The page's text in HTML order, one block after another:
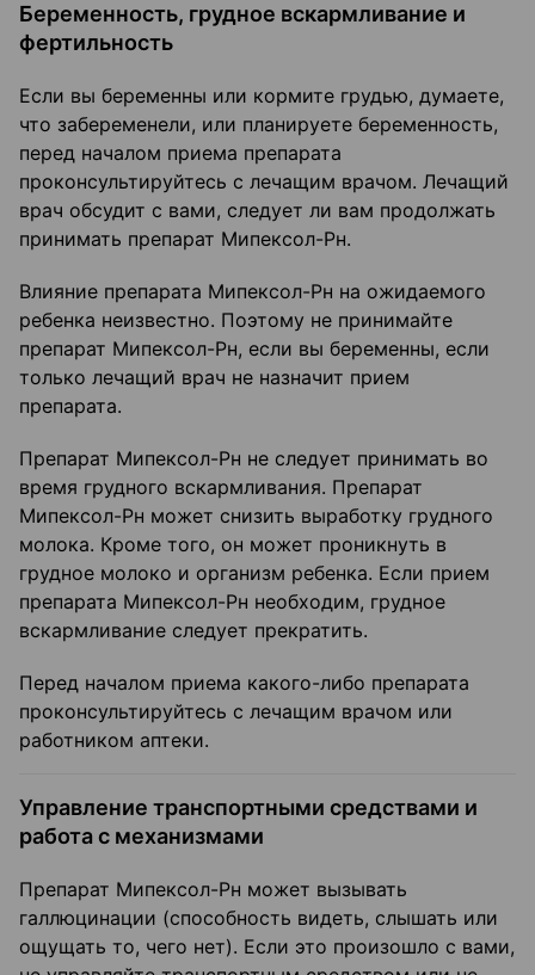
Беременность, грудное вскармливание и
фертильность
Если вы беременны или кормите грудью, думаете,
что забеременели, или планируете беременность,
перед началом приема препарата
проконсультируйтесь с лечащим врачом. Лечащий
врач обсудит с вами, следует ли вам продолжать
принимать препарат Мипексол-Рн.
Влияние препарата Мипексол-Рн на ожидаемого
ребенка неизвестно. Поэтому не принимайте
препарат Мипексол-Рн, если вы беременны, если
только лечащий врач не назначит прием
препарата.
Препарат Мипексол-Рн не следует принимать во
время грудного вскармливания. Препарат
Мипексол-Рн может снизить выработку грудного
молока. Кроме того, он может проникнуть в
грудное молоко и организм ребенка. Если прием
препарата Мипексол-Рн необходим, грудное
вскармливание следует прекратить.
Перед началом приема какого-либо препарата
проконсультируйтесь с лечащим врачом или
работником аптеки.
Управление транспортными средствами и
работа с механизмами
Препарат Мипексол-Рн может вызывать
галлюцинации (способность видеть, слышать или
ощущать то, чего нет). Если это произошло с вами,